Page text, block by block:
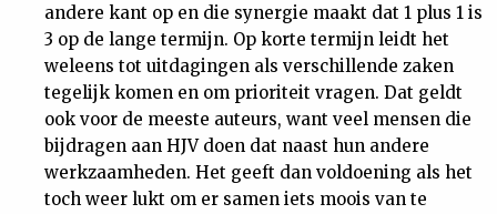
andere kant op en die synergie maakt dat 1 plus 1 is
3 op de lange termijn. Op korte termijn leidt het
weleens tot uitdagingen als verschillende zaken
tegelijk komen en om prioriteit vragen. Dat geldt
ook voor de meeste auteurs, want veel mensen die
bijdragen aan HJV doen dat naast hun andere
werkzaamheden. Het geeft dan voldoening als het
toch weer lukt om er samen iets moois van te